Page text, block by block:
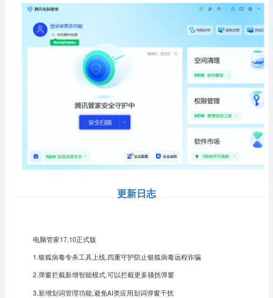
更新日志
电脑管家17.10正式版
1.银狐病毒专杀工具上线,四重守护防止银狐病毒远程诈骗
2.弹窗拦截新增智能模式,可以拦截更多骚扰弹窗
3.新增划词管理功能,避免AI类应用划词弹窗干扰